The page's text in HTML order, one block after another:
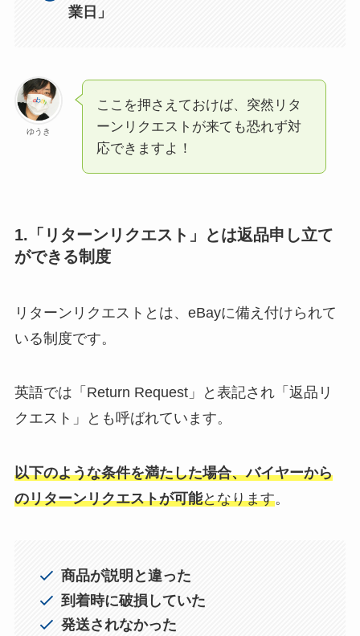
業日」
ゆうき
ここを押さえておけば、突然リタ
ーンリクエストが来ても恐れず対
応できますよ！
1.「リターンリクエスト」とは返品申し立て
ができる制度
リターンリクエストとは、eBayに備え付けられて
いる制度です。
英語では「Return Request」と表記され「返品リ
クエスト」とも呼ばれています。
以下のような条件を満たした場合、バイヤーから
のリターンリクエストが可能となります。
商品が説明と違った
到着時に破損していた
発送されなかった